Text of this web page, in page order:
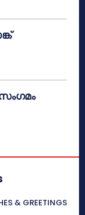
& GREETINGS